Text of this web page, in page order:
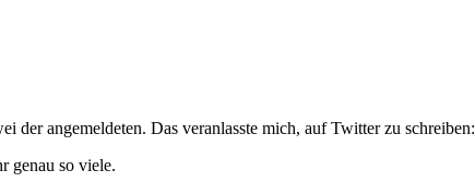
der angemeldeten. Das veranlasste mich, auf Twitter zu schreiben:
genau so viele.